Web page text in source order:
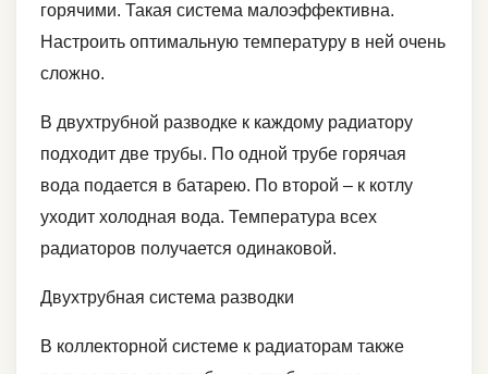
горячими. Такая система малоэффективна.
Настроить оптимальную температуру в ней очень
сложно.
В двухтрубной разводке к каждому радиатору
подходит две трубы. По одной трубе горячая
вода подается в батарею. По второй – к котлу
уходит холодная вода. Температура всех
радиаторов получается одинаковой.
Двухтрубная система разводки
В коллекторной системе к радиаторам также